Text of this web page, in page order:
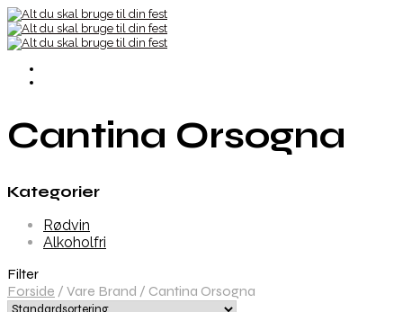
Cantina Orsogna
Kategorier
Rødvin
Alkoholfri
Filter
Forside / Vare Brand / Cantina Orsogna